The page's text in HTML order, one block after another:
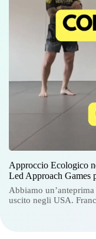
Approccio Ecologico
Led Approach Games
Abbiamo
uscito negli USA.